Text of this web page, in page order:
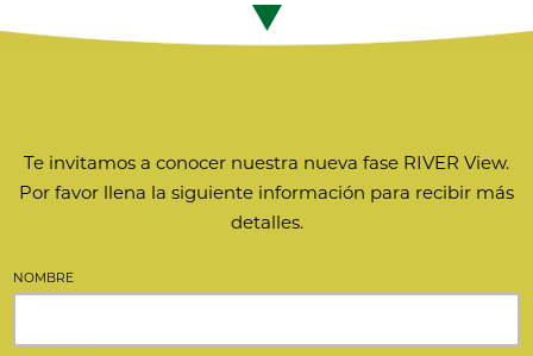
Te invitamos a conocer nuestra nueva fase RIVER View.
Por favor llena la siguiente información para recibir más
detalles.
NOMBRE